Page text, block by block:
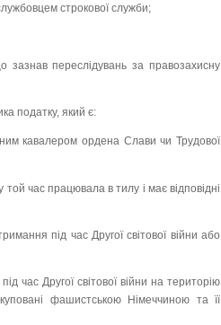
строкової служби;
переслідувань за правозахисну
податку, який є:
кавалером ордена Слави чи Трудової
той час працювала в тилу і має відповідні
під час Другої світової війни або
час Другої світової війни на територію
фашистською Німеччиною та її